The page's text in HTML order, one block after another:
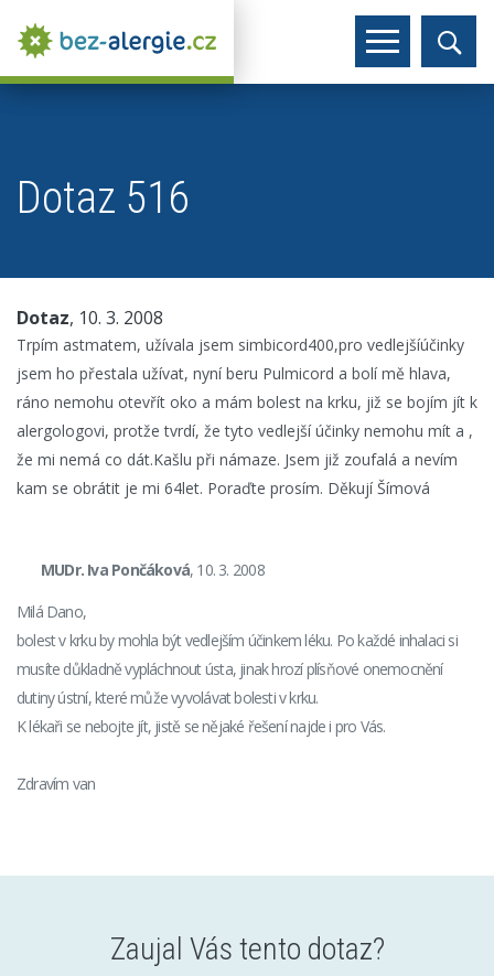
Dotaz 516
Dotaz, 10. 3. 2008
Trpím astmatem, užívala jsem simbicord400,pro vedlejšíúčinky
jsem ho přestala užívat, nyní beru Pulmicord a bolí mě hlava,
ráno nemohu otevřít oko a mám bolest na krku, již se bojím jít k
alergologovi, protže tvrdí, že tyto vedlejší účinky nemohu mít a ,
že mi nemá co dát.Kašlu při námaze. Jsem již zoufalá a nevím
kam se obrátit je mi 64let. Poraďte prosím. Děkují Šímová
MUDr. Iva Pončáková, 10. 3. 2008
Milá Dano,
bolest v krku by mohla být vedlejším účinkem léku. Po každé inhalaci si
musíte důkladně vypláchnout ústa, jinak hrozí plísňové onemocnění
dutiny ústní, které může vyvolávat bolesti v krku.
K lékaři se nebojte jít, jistě se nějaké řešení najde i pro Vás.
Zdravím van
Zaujal Vás tento dotaz?